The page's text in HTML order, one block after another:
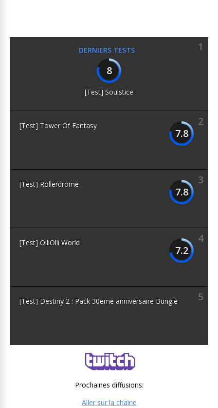
DERNIERS TESTS
1
8
[Test] Soulstice
2
7.8
[Test] Tower Of Fantasy
3
7.8
[Test] Rollerdrome
4
7.2
[Test] OlliOlli World
5
[Test] Destiny 2 : Pack 30eme anniversaire Bungie
Prochaines diffusions:
Aller sur la chaine